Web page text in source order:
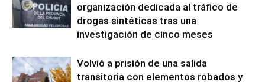
organización dedicada al tráfico de
drogas sintéticas tras una
investigación de cinco meses
Volvió a prisión de una salida
transitoria con elementos robados y